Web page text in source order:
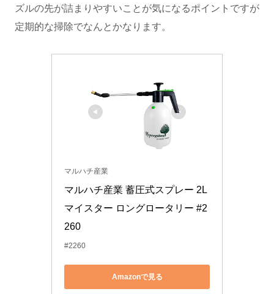
ズルの先が詰まりやすいことが気になるポイントですが
定期的な掃除でなんとかなります。
マルハチ産業
マルハチ産業 蓄圧式スプレー 2L
マイスター ロングロータリー #2
260
#2260
Amazonで見る